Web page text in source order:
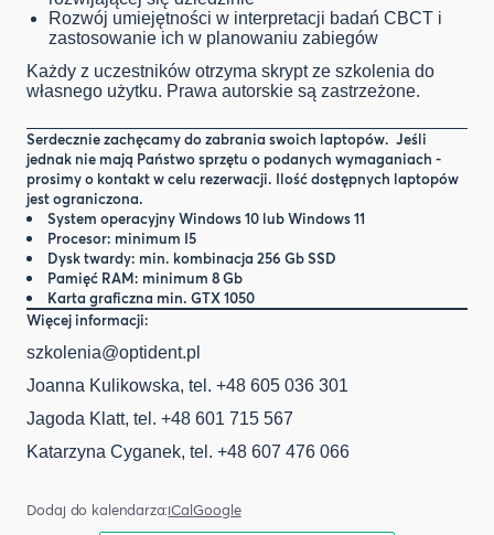
Rozwój umiejętności w interpretacji badań CBCT i
zastosowanie ich w planowaniu zabiegów
Każdy z uczestników otrzyma skrypt ze szkolenia do
własnego użytku. Prawa autorskie są zastrzeżone.
Serdecznie zachęcamy do zabrania swoich laptopów. Jeśli
jednak nie mają Państwo sprzętu o podanych wymaganiach -
prosimy o kontakt w celu rezerwacji. Ilość dostępnych laptopów
jest ograniczona.
System operacyjny Windows 10 lub Windows 11
Procesor: minimum I5
Dysk twardy: min. kombinacja 256 Gb SSD
Pamięć RAM: minimum 8 Gb
Karta graficzna min. GTX 1050
Więcej informacji:
szkolenia@optident.pl
Joanna Kulikowska, tel. +48 605 036 301
Jagoda Klatt, tel. +48 601 715 567
Katarzyna Cyganek, tel. +48 607 476 066
Dodaj do kalendarza:iCalGoogle